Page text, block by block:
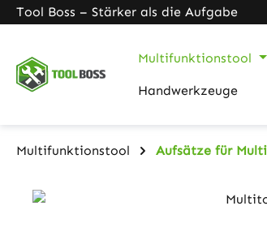
Hauptinhalt springen
Zur Suche springen
Zur Hauptnavigation springen
Tool Boss – Stärker als die Aufgabe
Multifunktionstool
Handwerkzeuge
Multifunktionstool Aufsätze für
Bildergalerie überspringen